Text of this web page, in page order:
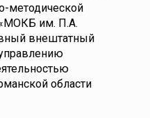
методической
им. П.А.
внештатный
области